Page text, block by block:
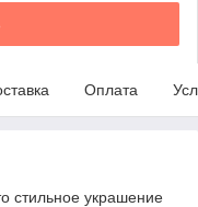
Оплата
стильное украшение